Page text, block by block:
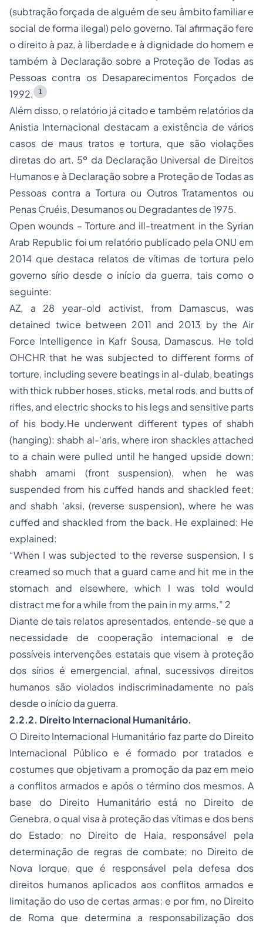
(subtração forçada de alguém de seu âmbito familiar e
social de forma ilegal) pelo governo. Tal afirmação fere
o direito à paz, à liberdade e à dignidade do homem e
também à Declaração sobre a Proteção de Todas as
Pessoas contra os Desaparecimentos Forçados de
1992.
1
Além disso, o relatório já citado e também relatórios da
Anistia Internacional destacam a existência de vários
casos de maus tratos e tortura, que são violações
diretas do art. 5º da Declaração Universal de Direitos
Humanos e à Declaração sobre a Proteção de Todas as
Pessoas contra a Tortura ou Outros Tratamentos ou
Penas Cruéis, Desumanos ou Degradantes de 1975.
Open wounds – Torture and ill-treatment in the Syrian
Arab Republic foi um relatório publicado pela ONU em
2014 que destaca relatos de vítimas de tortura pelo
governo sírio desde o início da guerra, tais como o
seguinte:
AZ, a 28 year-old activist, from Damascus, was
detained twice between 2011 and 2013 by the Air
Force Intelligence in Kafr Sousa, Damascus. He told
OHCHR that he was subjected to different forms of
torture, including severe beatings in al-dulab, beatings
with thick rubber hoses, sticks, metal rods, and butts of
rifles, and electric shocks to his legs and sensitive parts
of his body.He underwent different types of shabh
(hanging): shabh al-‘aris, where iron shackles attached
to a chain were pulled until he hanged upside down;
shabh amami (front suspension), when he was
suspended from his cuffed hands and shackled feet;
and shabh ‘aksi, (reverse suspension), where he was
cuffed and shackled from the back. He explained: He
explained:
“When I was subjected to the reverse suspension, I s
creamed so much that a guard came and hit me in the
stomach and elsewhere, which I was told would
distract me for a while from the pain in my arms.” 2
Diante de tais relatos apresentados, entende-se que a
necessidade de cooperação internacional e de
possíveis intervenções estatais que visem à proteção
dos sírios é emergencial, afinal, sucessivos direitos
humanos são violados indiscriminadamente no país
desde o início da guerra.
2.2.2. Direito Internacional Humanitário.
O Direito Internacional Humanitário faz parte do Direito
Internacional Público e é formado por tratados e
costumes que objetivam a promoção da paz em meio
a conflitos armados e após o término dos mesmos. A
base do Direito Humanitário está no Direito de
Genebra, o qual visa à proteção das vítimas e dos bens
do Estado; no Direito de Haia, responsável pela
determinação de regras de combate; no Direito de
Nova Iorque, que é responsável pela defesa dos
direitos humanos aplicados aos conflitos armados e
limitação do uso de certas armas; e por fim, no Direito
de Roma que determina a responsabilização dos